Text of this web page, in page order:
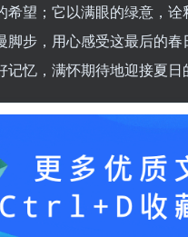
希望；它以满眼的绿意，
脚步，用心感受这最后的
记忆，满怀期待地迎接夏日